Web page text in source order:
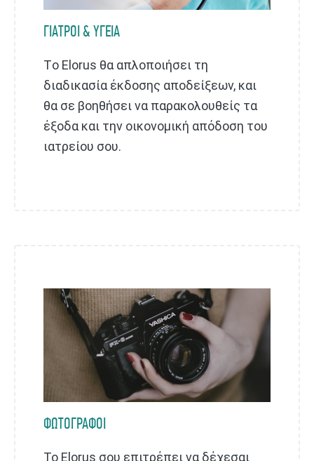
ΓΙΑΤΡΟΙ & ΥΓΕΙΑ
Τo Elorus θα απλοποιήσει τη
διαδικασία έκδοσης αποδείξεων, και
θα σε βοηθήσει να παρακολουθείς τα
έξοδα και την οικονομική απόδοση του
ιατρείου σου.
ΦΩΤΟΓΡΑΦΟΙ
Το Elorus σου επιτρέπει να δέχεσαι